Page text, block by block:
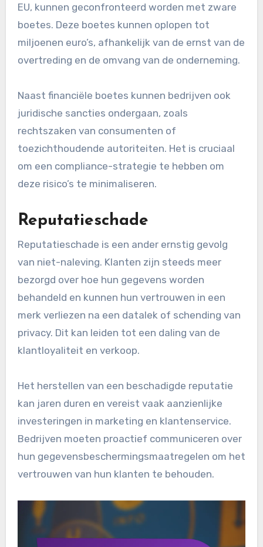
EU, kunnen geconfronteerd worden met zware
boetes. Deze boetes kunnen oplopen tot
miljoenen euro’s, afhankelijk van de ernst van de
overtreding en de omvang van de onderneming.
Naast financiële boetes kunnen bedrijven ook
juridische sancties ondergaan, zoals
rechtszaken van consumenten of
toezichthoudende autoriteiten. Het is cruciaal
om een compliance-strategie te hebben om
deze risico’s te minimaliseren.
Reputatieschade
Reputatieschade is een ander ernstig gevolg
van niet-naleving. Klanten zijn steeds meer
bezorgd over hoe hun gegevens worden
behandeld en kunnen hun vertrouwen in een
merk verliezen na een datalek of schending van
privacy. Dit kan leiden tot een daling van de
klantloyaliteit en verkoop.
Het herstellen van een beschadigde reputatie
kan jaren duren en vereist vaak aanzienlijke
investeringen in marketing en klantenservice.
Bedrijven moeten proactief communiceren over
hun gegevensbeschermingsmaatregelen om het
vertrouwen van hun klanten te behouden.